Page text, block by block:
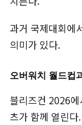
과거 국제대회에
의미가 있다.
오버워치 월드컵
블리즈컨 2026
츠가 함께 열린다.